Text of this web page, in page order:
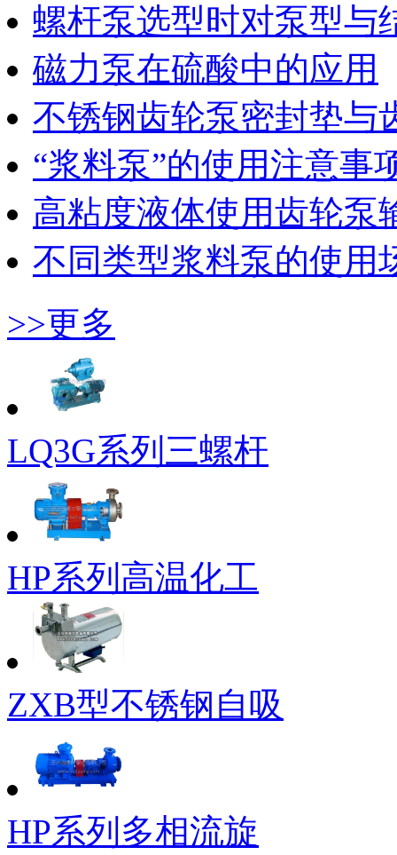
螺杆泵选型时对泵型与
磁力泵在硫酸中的应用
不锈钢齿轮泵密封垫与
“浆料泵”的使用注意事
高粘度液体使用齿轮泵
不同类型浆料泵的使用
>>更多
LQ3G系列三螺杆
HP系列高温化工
ZXB型不锈钢自吸
HP系列多相流旋